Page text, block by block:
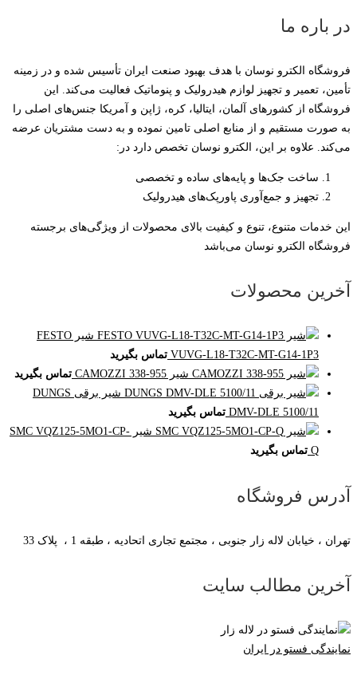
در باره ما
فروشگاه الکترو نوسان با هدف بهبود صنعت ایران تأسیس شده و در زمینه
تأمین، تعمیر و تجهیز لوازم هیدرولیک و پنوماتیک فعالیت می‌کند. این
فروشگاه از کشورهای آلمان، ایتالیا، کره، ژاپن و آمریکا جنس‌های اصلی را
به صورت مستقیم و از منابع اصلی تامین نموده و به دست مشتریان عرضه
می‌کند. علاوه بر این، الکترو نوسان تخصص دارد در:
ساخت جک‌ها و پایه‌های ساده و تخصصی
تجهیز و جمع‌آوری پاورپک‌های هیدرولیک
این خدمات متنوع، تنوع و کیفیت بالای محصولات از ویژگی‌های برجسته
فروشگاه الکترو نوسان می‌باشد
آخرین محصولات
شیر FESTO
VUVG-L18-T32C-MT-G14-1P3 تماس بگیرید
شیر CAMOZZI 338-955
تماس بگیرید
شیر برقی DUNGS
DMV-DLE 5100/11 تماس بگیرید
شیر SMC VQZ125-5MO1-CP-
Q تماس بگیرید
آدرس فروشگاه
تهران ، خیابان لاله زار جنوبی ، مجتمع تجاری اتحادیه ، طبقه 1 ، پلاک 33
آخرین مطالب سایت
نمایندگی فستو در ایران